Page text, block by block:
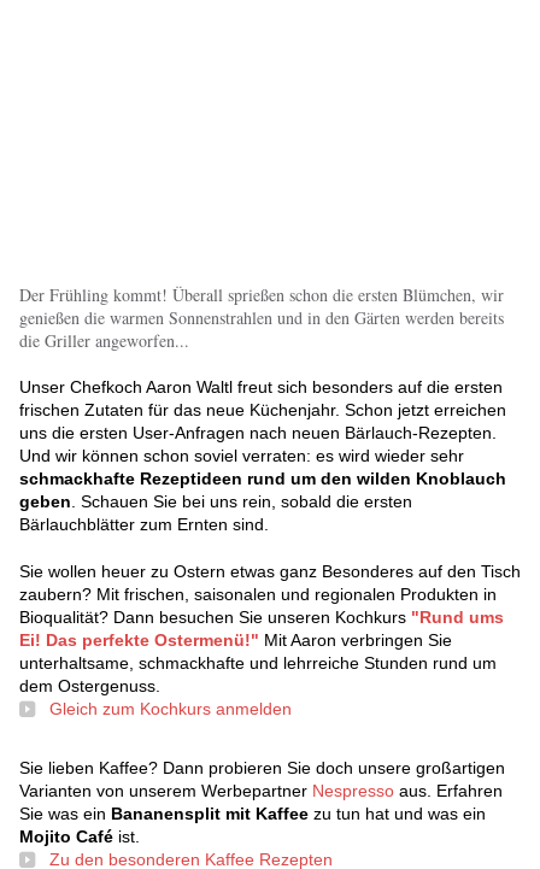
Der Frühling kommt! Überall sprießen schon die ersten Blümchen, wir
genießen die warmen Sonnenstrahlen und in den Gärten werden bereits
die Griller angeworfen...
Unser Chefkoch Aaron Waltl freut sich besonders auf die ersten
frischen Zutaten für das neue Küchenjahr. Schon jetzt erreichen
uns die ersten User-Anfragen nach neuen Bärlauch-Rezepten.
Und wir können schon soviel verraten: es wird wieder sehr
schmackhafte Rezeptideen rund um den wilden Knoblauch
geben. Schauen Sie bei uns rein, sobald die ersten
Bärlauchblätter zum Ernten sind.
Sie wollen heuer zu Ostern etwas ganz Besonderes auf den Tisch
zaubern? Mit frischen, saisonalen und regionalen Produkten in
Bioqualität? Dann besuchen Sie unseren Kochkurs "Rund ums
Ei! Das perfekte Ostermenü!" Mit Aaron verbringen Sie
unterhaltsame, schmackhafte und lehrreiche Stunden rund um
dem Ostergenuss.
Gleich zum Kochkurs anmelden
Sie lieben Kaffee? Dann probieren Sie doch unsere großartigen
Varianten von unserem Werbepartner Nespresso aus. Erfahren
Sie was ein Bananensplit mit Kaffee zu tun hat und was ein
Mojito Café ist.
Zu den besonderen Kaffee Rezepten